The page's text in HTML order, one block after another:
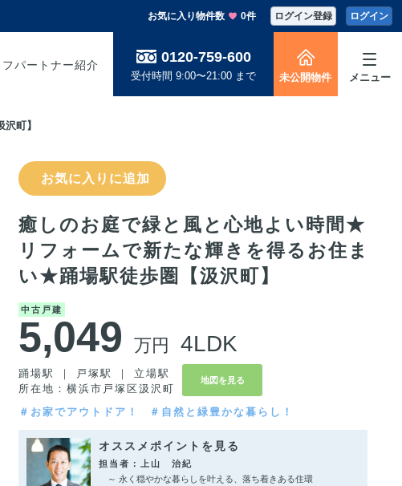
お気に入り物件数 0件 ログイン登録 ログイン
フパートナー紹介 0120-759-600
受付時間 9:00〜21:00 まで 未公開物件 メニュー
町】
お気に入りに追加
癒しのお庭で緑と風と心地よい時間★
リフォームで新たな輝きを得るお住ま
い★踊場駅徒歩圏【汲沢町】
中古戸建
5,049 万円 4LDK
踊場駅 ｜ 戸塚駅 ｜ 立場駅
所在地：横浜市戸塚区汲沢町
地図を見る
＃お家でアウトドア！ ＃自然と緑豊かな暮らし！
オススメポイントを見る
担当者：上山 治紀
～ 永く穏やかな暮らしを叶える、落ち着きある住環